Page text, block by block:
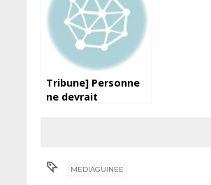
Tribune] Personne
ne devrait
Haba)MEDIAGUINEE